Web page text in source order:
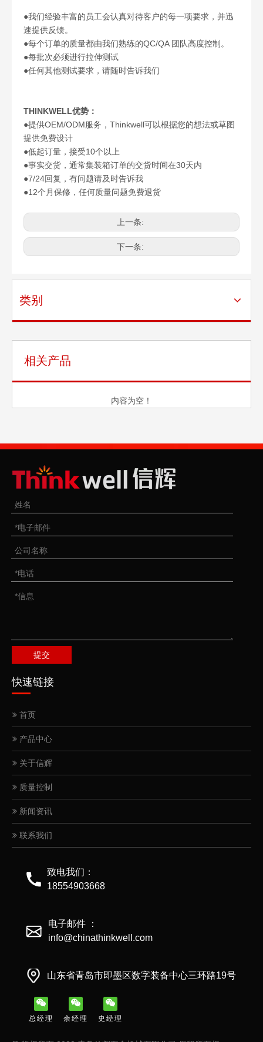
●我们经验丰富的员工会认真对待客户的每一项要求，并迅
速提供反馈。
●每个订单的质量都由我们熟练的QC/QA 团队高度控制。
●每批次必须进行拉伸测试
●任何其他测试要求，请随时告诉我们
THINKWELL优势：
●提供OEM/ODM服务，Thinkwell可以根据您的想法或草图
提供免费设计
●低起订量，接受10个以上
●事实交货，通常集装箱订单的交货时间在30天内
●7/24回复，有问题请及时告诉我
●12个月保修，任何质量问题免费退货
上一条:
下一条:
类别
相关产品
内容为空！
提交
快速链接
首页
产品中心
关于信辉
质量控制
新闻资讯
联系我们
致电我们：
18554903668
电子邮件 ：
info@chinathinkwell.com
山东省青岛市即墨区数字装备中心三环路19号
总经理 余经理 史经理